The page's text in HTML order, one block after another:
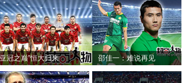
冠之巅”恒大归来 邵佳一：难说再见